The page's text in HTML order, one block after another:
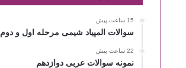
15 ساعت پیش
سوالات المپیاد شیمی مرحله اول و دوم
22 ساعت پیش
نمونه سوالات عربی دوازدهم